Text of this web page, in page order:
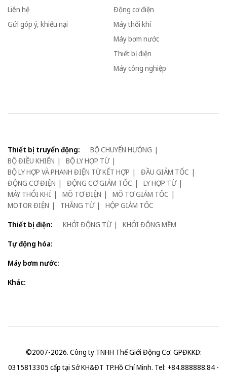
Liên hệ
Gửi góp ý, khiếu nại
Động cơ điện
Máy thổi khí
Máy bơm nước
Thiết bị điện
Máy công nghiệp
Thiết bị truyển động:
BỘ CHUYỂN HƯỚNG
BỘ ĐIỀU KHIỂN
BỘ LY HỢP TỪ
BỘ LY HỢP VÀ PHANH ĐIỆN TỪ KẾT HỢP
ĐẦU GIẢM TỐC
ĐỘNG CƠ ĐIỆN
ĐỘNG CƠ GIẢM TỐC
LY HỢP TỪ
MÁY THỔI KHÍ
MÔ TƠ ĐIỆN
MÔ TƠ GIẢM TỐC
MOTOR ĐIỆN
THẮNG TỪ
HỘP GIẢM TỐC
Thiết bị điện:
KHỞI ĐỘNG TỪ
KHỞI ĐỘNG MỀM
Tự động hóa:
Máy bơm nước:
Khác:
©2007-2026. Công ty TNHH Thế Giới Động Cơ. GPĐKKD:
0315813305 cấp tại Sở KH&ĐT TP.Hồ Chí Minh. Tel: +84.888888.84 -